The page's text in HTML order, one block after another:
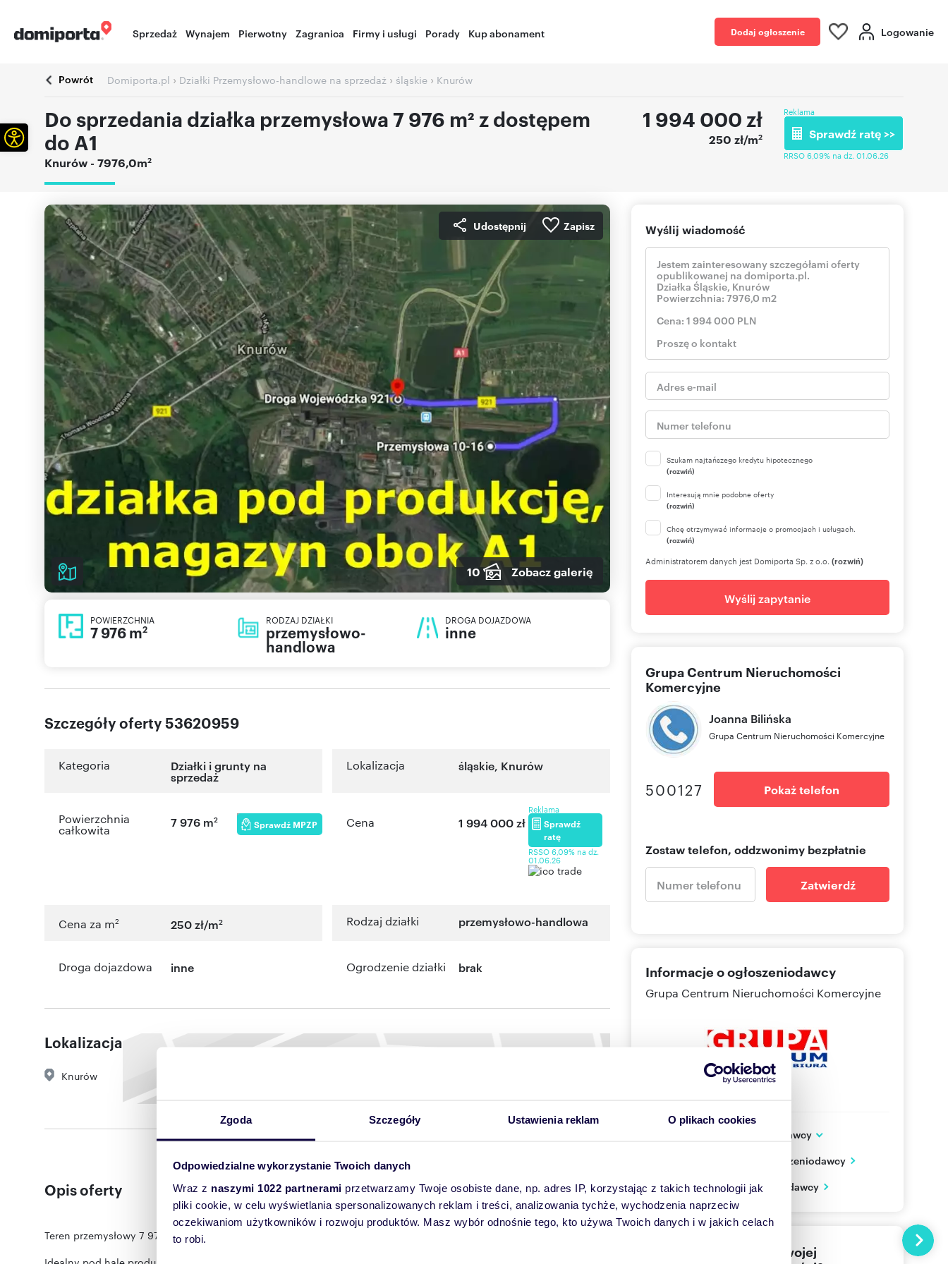
Zgoda Szczegóły Ustawienia reklam O plikach cookies
Odpowiedzialne wykorzystanie Twoich danych
Wraz z naszymi 1022 partnerami przetwarzamy Twoje osobiste dane, np. adres IP, korzystając z takich technologii jak
pliki cookie, w celu wyświetlania spersonalizowanych reklam i treści, analizowania tychże, wychodzenia naprzeciw
oczekiwaniom użytkowników i rozwoju produktów. Masz wybór odnośnie tego, kto używa Twoich danych i w jakich celach
to robi.
Sprzedaż Wynajem Pierwotny Zagranica Firmy i usługi Porady Kup abonament Dodaj ogłoszenie Logowanie
Powrót Domiporta.pl › Działki Przemysłowo-handlowe na sprzedaż › śląskie › Knurów
Do sprzedania działka przemysłowa 7 976 m² z dostępem
do A1
Knurów - 7976,0m2
1 994 000 zł
250 zł/m2
Reklama
Sprawdź ratę >>
RRSO 6,09% na dz. 01.06.26
Udostępnij Zapisz
10 Zobacz galerię
POWIERZCHNIA
7 976 m2
RODZAJ DZIAŁKI
przemysłowo-
handlowa
DROGA DOJAZDOWA
inne
Szczegóły oferty 53620959
Kategoria Działki i grunty na
sprzedaż
Lokalizacja śląskie, Knurów
Powierzchnia
całkowita
7 976 m2 Sprawdź MPZP Cena 1 994 000 zł
Reklama
Sprawdź
ratę
RSSO 6,09% na dz.
01.06.26
Cena za m2 250 zł/m2 Rodzaj działki przemysłowo-handlowa
Droga dojazdowa inne Ogrodzenie działki brak
Lokalizacja
Knurów
Opis oferty
Teren przemysłowy 7 976 m² • widoczny z A1 • Knurów, ul. Przemysłowa
Wyślij wiadomość
Szukam najtańszego kredytu hipotecznego
(rozwiń)
Interesują mnie podobne oferty
(rozwiń)
Chcę otrzymywać informacje o promocjach i usługach.
(rozwiń)
Administratorem danych jest Domiporta Sp. z o.o. (rozwiń)
Wyślij zapytanie
Grupa Centrum Nieruchomości
Komercyjne
Joanna Bilińska
Grupa Centrum Nieruchomości Komercyjne
500127 Pokaż telefon
Zostaw telefon, oddzwonimy bezpłatnie
Zatwierdź
Informacje o ogłoszeniodawcy
Grupa Centrum Nieruchomości Komercyjne
Dodatkowe dane ogłoszeniodawcy
PL
500 12 Pokaż telefon
Zobacz wszystkie oferty ogłoszeniodawcy
Zobacz wizytówkę ogłoszeniodawcy
Nie znalazłeś jeszcze swojej
Otwórz pasek narzędzi